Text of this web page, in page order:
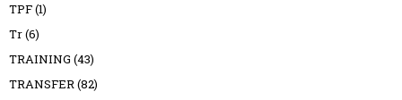
TPF(1)
Tr(6)
TRAINING (43)
TRANSFER(82)